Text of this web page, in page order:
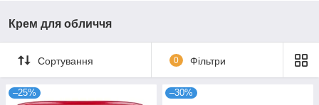
Крем для обличчя
Сортування 0 Фільтри
–25% –30%